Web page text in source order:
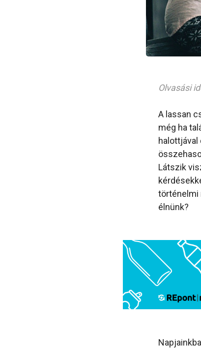
Olvasási
A lassan
még ha
Látszik
történelmi
élnünk?